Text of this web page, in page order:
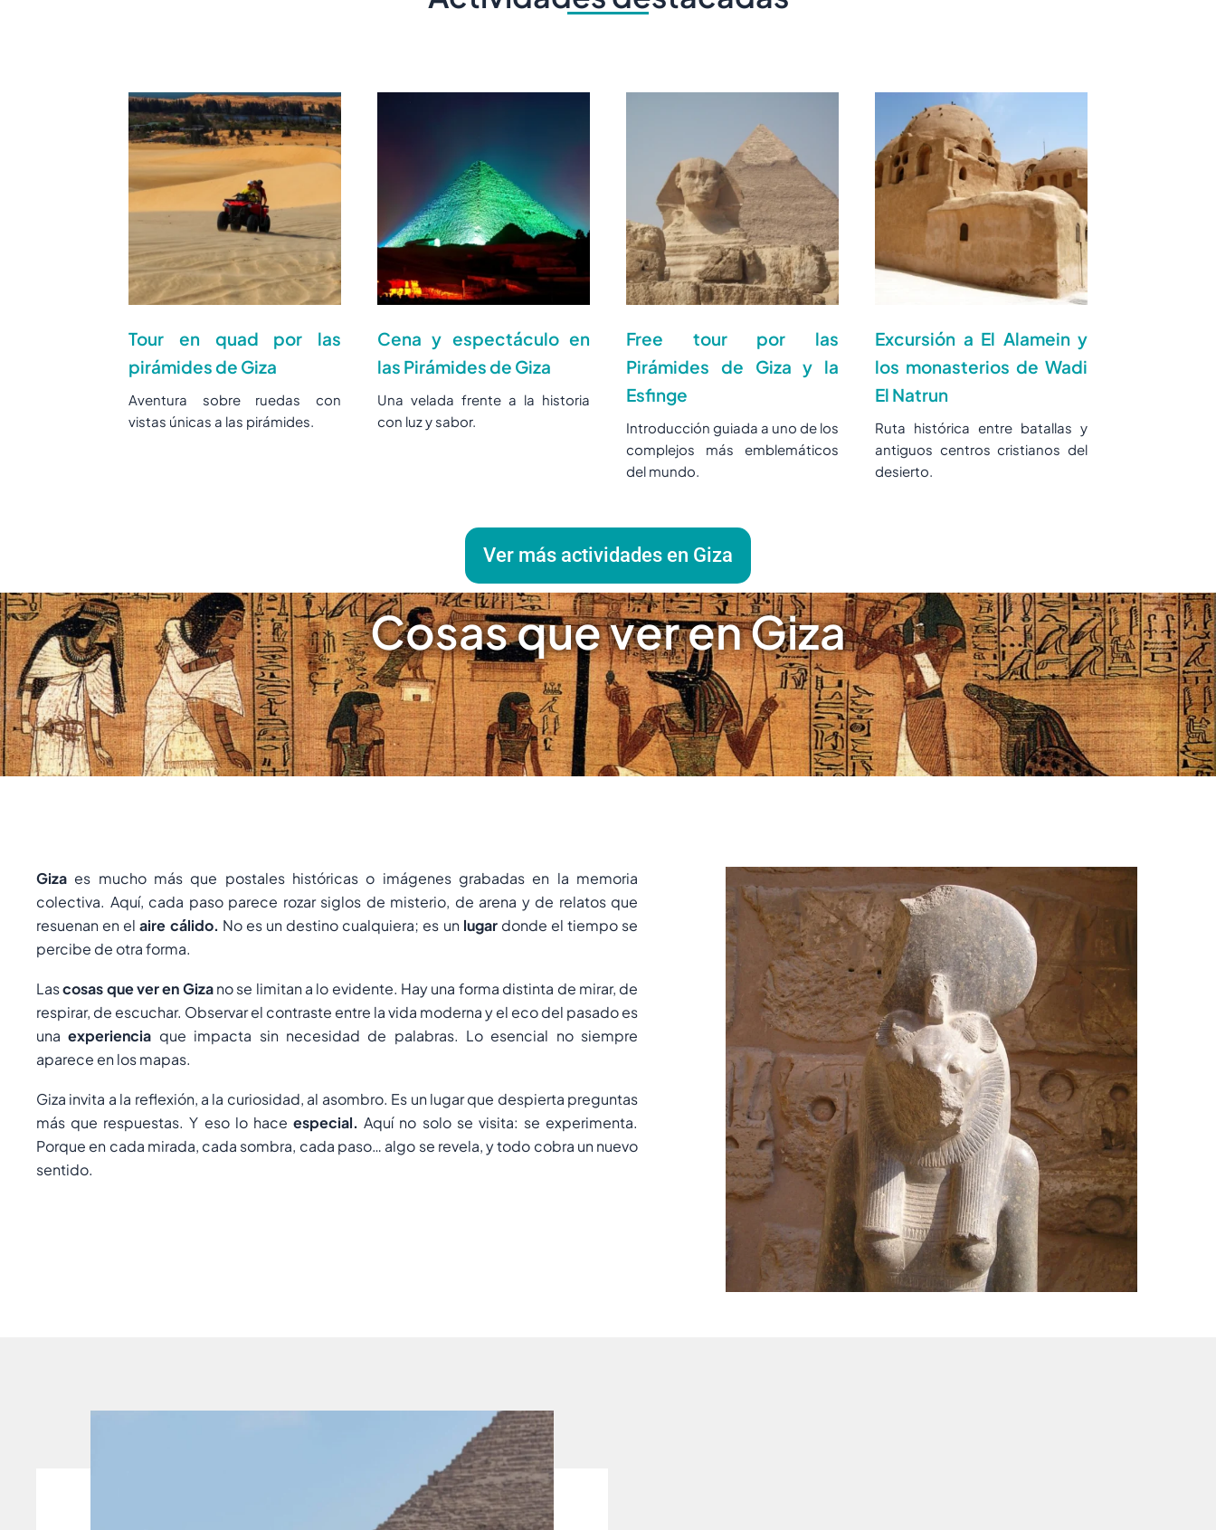
Tour en quad por las
pirámides de Giza
Aventura sobre ruedas con
vistas únicas a las pirámides.
Cena y espectáculo en
las Pirámides de Giza
Una velada frente a la historia
con luz y sabor.
Free tour por las
Pirámides de Giza y la
Esfinge
Introducción guiada a uno de los
complejos más emblemáticos
del mundo.
Excursión a El Alamein y
los monasterios de Wadi
El Natrun
Ruta histórica entre batallas y
antiguos centros cristianos del
desierto.
Ver más actividades en Giza
Cosas que ver en Giza
Giza es mucho más que postales históricas o imágenes grabadas en la memoria
colectiva. Aquí, cada paso parece rozar siglos de misterio, de arena y de relatos que
resuenan en elaire cálido. No es un destino cualquiera; es un lugardonde el tiempo se
percibe de otra forma.
Lascosas que ver en Gizano se limitan a lo evidente. Hay una forma distinta de mirar, de
respirar, de escuchar. Observar el contraste entre la vida moderna y el eco del pasado es
unaexperiencia que impacta sin necesidad de palabras. Lo esencial no siempre
aparece en los mapas.
Giza invita a la reflexión, a la curiosidad, al asombro. Es un lugar que despierta preguntas
más que respuestas. Y eso lo haceespecial. Aquí no solo se visita: se experimenta.
Porque en cada mirada, cada sombra, cada paso… algo se revela, y todo cobra un nuevo
sentido.